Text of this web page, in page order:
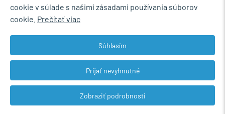
Súhlasím so spracovaním osobných údajov pre marketingové účely.
Zásady ochrany osobných údajov
Web dizajn: MARLOW DESIGN
Upraviť nastavenia Cookies
cookie v súlade s našimi zásadami používania súborov
cookie. Prečítať viac
Súhlasím
Prijať nevyhnutné
Zobraziť podrobnosti